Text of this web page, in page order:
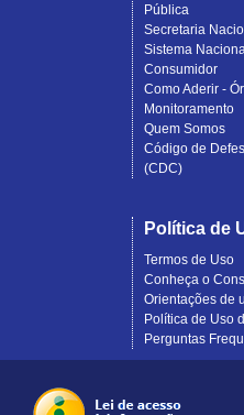
Pública
Secretaria
Sistema
Consumidor
Como Aderir -
Monitoramento
Quem Somos
Código de
(CDC)
Política de
Termos de Uso
Conheça o
Orientações de
Política de Uso
Perguntas